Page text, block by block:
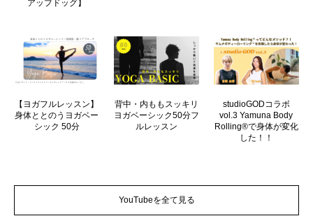
アップドッグ】
【ヨガフルレッスン】
身体ととのうヨガベー
シック 50分
背中・内ももスッキリ
ヨガベーシック50分フ
ルレッスン
studioGODコラボ
vol.3 Yamuna Body
Rolling®で身体が変化
した！！
YouTubeを全て見る